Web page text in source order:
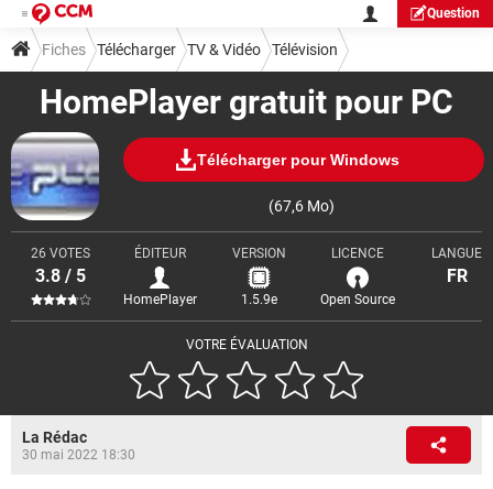
Question
HomePlayer gratuit pour PC
Télécharger pour Windows
(67,6 Mo)
VOTRE ÉVALUATION
26 VOTES
3.8 / 5
ÉDITEUR
HomePlayer
VERSION
1.5.9e
LICENCE
Open Source
LANGUE
FR
Fiches Télécharger TV & Vidéo Télévision
La Rédac
30 mai 2022 18:30